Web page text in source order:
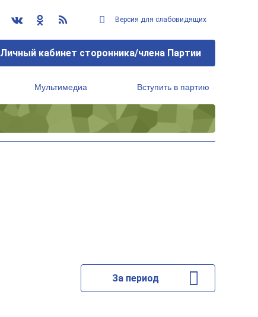
Версия для слабовидящих
Личный кабинет сторонника/члена Партии
Мультимедиа Вступить в партию
За период